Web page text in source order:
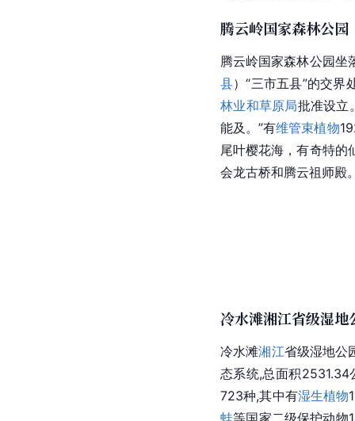
腾云岭国家森林公园
腾云岭国家森林公园坐
县）“三市五县”的交
林业和草原局批准设立
能及。”有维管束植物
尾叶樱花海，有奇特的
会龙古桥和腾云祖师殿
冷水滩湘江省级湿地
冷水滩湘江省级湿地公
态系统,总面积2531.34
723种,其中有湿生植物
蛙等国家二级保护动物